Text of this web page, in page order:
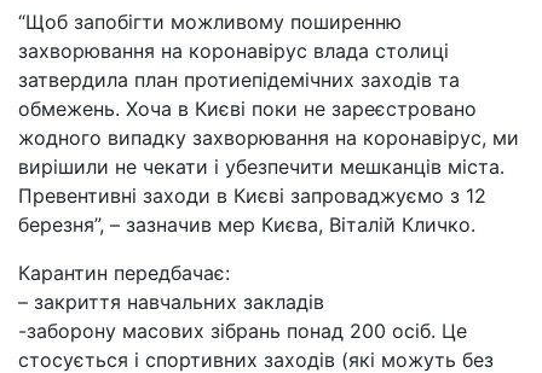
“Щоб запобігти можливому поширенню
захворювання на коронавірус влада столиці
затвердила план протиепідемічних заходів та
обмежень. Хоча в Києві поки не зареєстровано
жодного випадку захворювання на коронавірус, ми
вирішили не чекати і убезпечити мешканців міста.
Превентивні заходи в Києві запроваджуємо з 12
березня”, – зазначив мер Києва, Віталій Кличко.
Карантин передбачає:
– закриття навчальних закладів
-заборону масових зібрань понад 200 осіб. Це
стосується і спортивних заходів (які можуть без